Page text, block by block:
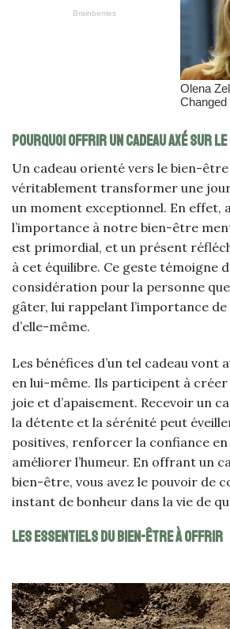
Pourquoi offrir un cadeau axé sur
Un cadeau orienté vers le bien-
véritablement transformer une
un moment exceptionnel. En effet,
l’importance à notre bien-être
est primordial, et un présent
à cet équilibre. Ce geste témoigne
considération pour la personne
gâter, lui rappelant l’importance
d’elle-même.
Les bénéfices d’un tel cadeau vont
en lui-même. Ils participent à
joie et d’apaisement. Recevoir un
la détente et la sérénité peut
positives, renforcer la confiance
améliorer l’humeur. En offrant un
bien-être, vous avez le pouvoir de
instant de bonheur dans la vie de
Les essentiels du bien-être à offrir